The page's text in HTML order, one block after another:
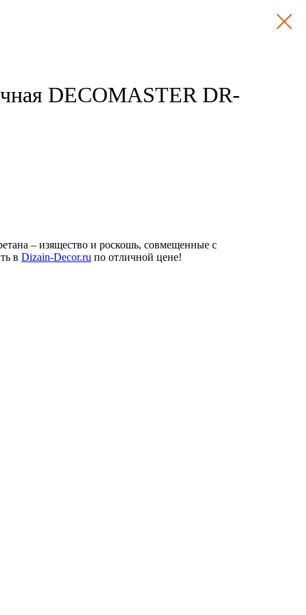
DECOMASTER DR-
– изящество и роскошь, совмещенные с
в Dizain-Decor.ru по отличной цене!